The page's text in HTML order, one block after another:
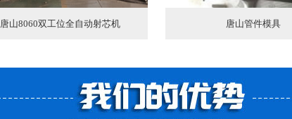
唐山8060双工位全自动射芯机 唐山管件模具